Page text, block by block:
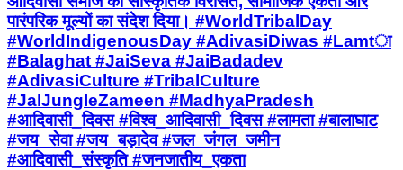
पारंपरिक मूल्यों का संदेश दिया। #WorldTribalDay
#WorldIndigenousDay #AdivasiDiwas #Lamtा
#Balaghat #JaiSeva #JaiBadadev
#AdivasiCulture #TribalCulture
#JalJungleZameen #MadhyaPradesh
#आदिवासी_दिवस #विश्व_आदिवासी_दिवस #लामता #बालाघाट
#जय_सेवा #जय_बड़ादेव #जल_जंगल_जमीन
#आदिवासी_संस्कृति #जनजातीय_एकता